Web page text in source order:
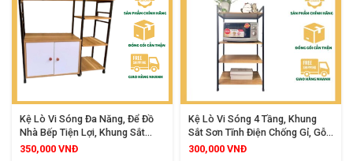
Kệ Lò Vi Sóng Đa Năng, Để Đồ
Nhà Bếp Tiện Lợi, Khung Sắt
Chịu Lực, Mặt Gỗ MDF Chống
350,000 VNĐ
Kệ Lò Vi Sóng 4 Tầng, Khung
Sắt Sơn Tĩnh Điện Chống Gỉ, Gỗ
MDF Chống Thấm, Thiết Kế Chịu
300,000 VNĐ